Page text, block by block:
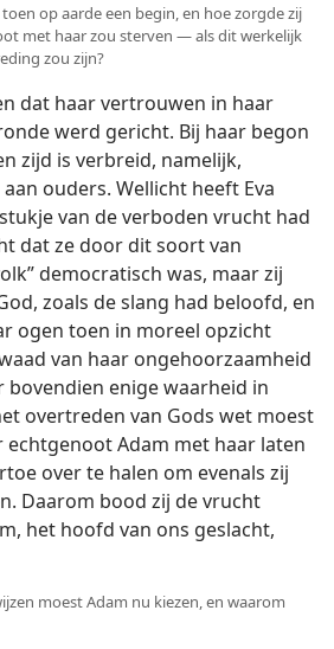
op aarde een begin, en hoe zorgde zij
met haar zou sterven — als dit werkelijk
zou zijn?
dat haar vertrouwen in haar
werd gericht. Bij haar begon
zijd is verbreid, namelijk,
ouders. Wellicht heeft Eva
van de verboden vrucht had
dat ze door dit soort van
democratisch was, maar zij
zoals de slang had beloofd, en
ogen toen in moreel opzicht
van haar ongehoorzaamheid
bovendien enige waarheid in
overtreden van Gods wet moest
echtgenoot Adam met haar laten
over te halen om evenals zij
Daarom bood zij de vrucht
het hoofd van ons geslacht,
moest Adam nu kiezen, en waarom